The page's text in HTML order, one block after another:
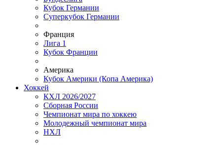
Кубок Германии
Суперкубок Германии
Франция
Лига 1
Кубок Франции
Америка
Кубок Америки (Копа Америка)
Хоккей
КХЛ 2026/2027
Сборная России
Чемпионат мира по хоккею
Молодежный чемпионат мира
НХЛ